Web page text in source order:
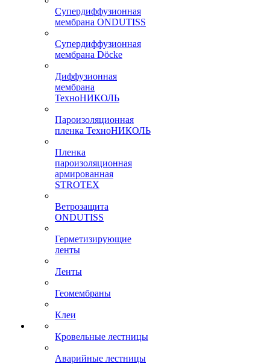
Супердиффузионная
мембрана ONDUTISS
Супердиффузионная
мембрана Döcke
Диффузионная
мембрана
ТехноНИКОЛЬ
Пароизоляционная
пленка ТехноНИКОЛЬ
Пленка
пароизоляционная
армированная
STROTEX
Ветрозащита
ONDUTISS
Герметизирующие
ленты
Ленты
Геомембраны
Клеи
Кровельные лестницы
Аварийные лестницы